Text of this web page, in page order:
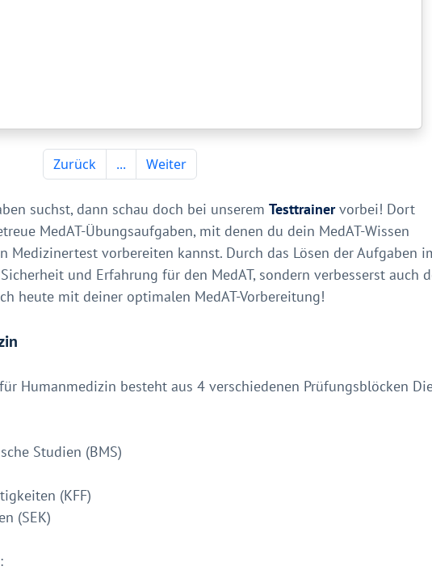
suchst, dann schau doch bei unserem Testtrainervorbei! Dort
MedAT-Übungsaufgaben, mit denen du dein MedAT-Wissen
vorbereiten kannst. Durch das Lösen der Aufgaben
und Erfahrung für den MedAT, sondern verbesserst auch
heute mit deiner optimalen MedAT-Vorbereitung!
Humanmedizin besteht aus 4 verschiedenen Prüfungsblöcken
Studien (BMS)
(KFF)
(SEK)